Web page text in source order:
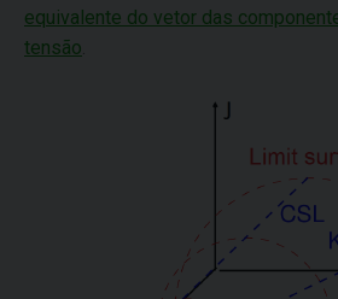
equivalente do vetor das
tensão